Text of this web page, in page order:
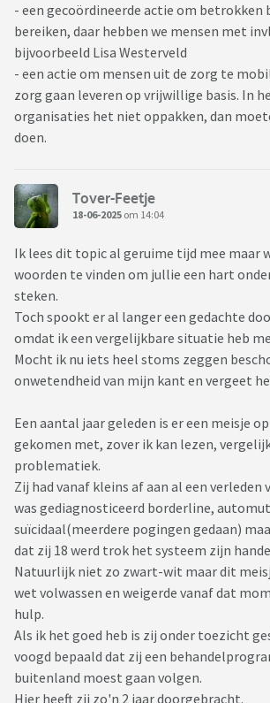
- een gecoördineerde actie om betrokken
bereiken, daar hebben we mensen met
bijvoorbeeld Lisa Westerveld
- een actie om mensen uit de zorg te
zorg gaan leveren op vrijwillige basis. In
organisaties het niet oppakken, dan
doen.
Tover-Feetje
18-06-2025 om 14:04
Ik lees dit topic al geruime tijd mee maar
woorden te vinden om jullie een hart
steken.
Toch spookt er al langer een gedachte
omdat ik een vergelijkbare situatie heb
Mocht ik nu iets heel stoms zeggen
onwetendheid van mijn kant en vergeet
Een aantal jaar geleden is er een meisje
gekomen met, zover ik kan lezen,
problematiek.
Zij had vanaf kleins af aan al een
was gediagnosticeerd borderline,
suïcidaal(meerdere pogingen gedaan)
dat zij 18 werd trok het systeem zijn
Natuurlijk niet zo zwart-wit maar dit
wet volwassen en weigerde vanaf dat
hulp.
Als ik het goed heb is zij onder toezicht
voogd bepaald dat zij een
buitenland moest gaan volgen.
Hier heeft zij zo'n 2 jaar doorgebracht.